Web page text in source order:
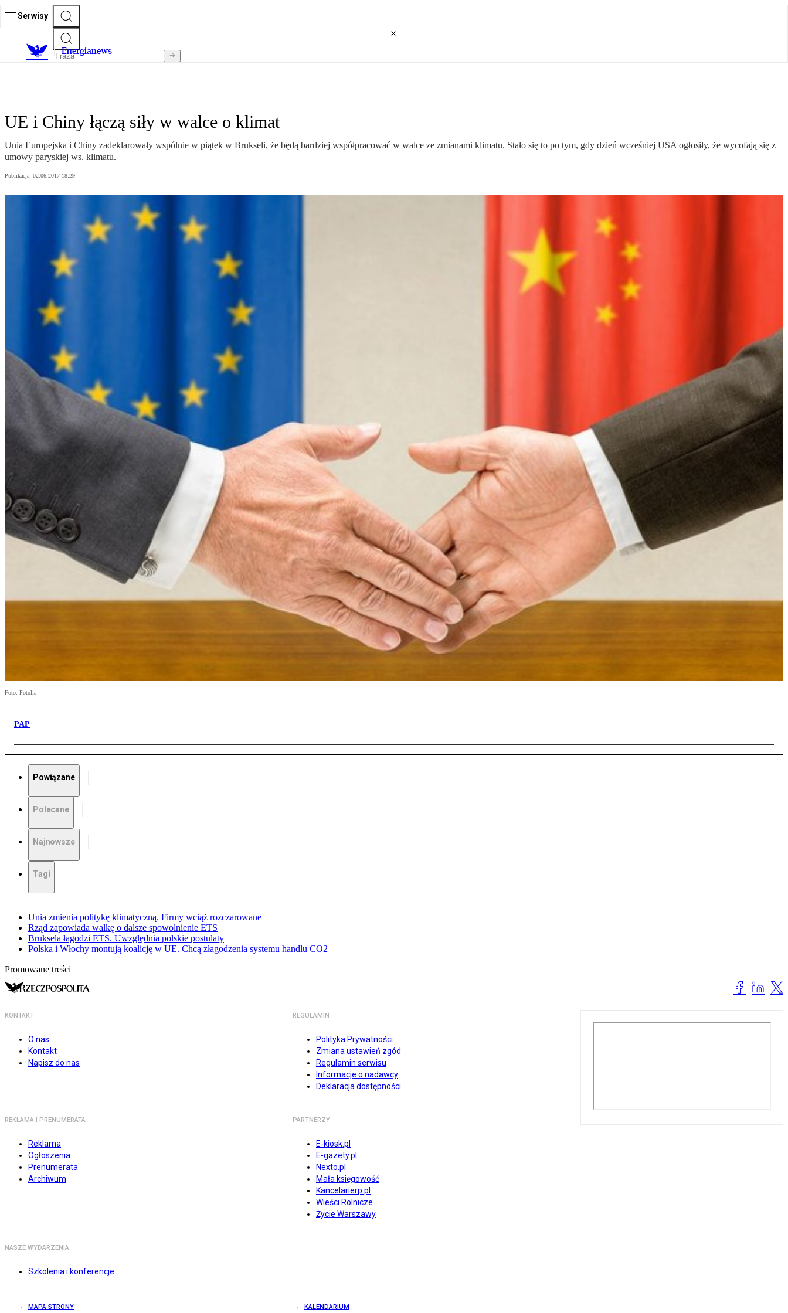
Serwisy
Energianews
UE i Chiny łączą siły w walce o klimat
Unia Europejska i Chiny zadeklarowały wspólnie w piątek w Brukseli, że będą bardziej współpracować w walce ze zmianami klimatu. Stało się to po tym, gdy dzień wcześniej USA ogłosiły, że wycofają się z
umowy paryskiej ws. klimatu.
Publikacja: 02.06.2017 18:29
Foto: Fotolia
PAP
Powiązane
Polecane
Najnowsze
Tagi
Unia zmienia politykę klimatyczną. Firmy wciąż rozczarowane
Rząd zapowiada walkę o dalsze spowolnienie ETS
Bruksela łagodzi ETS. Uwzględnia polskie postulaty
Polska i Włochy montują koalicję w UE. Chcą złagodzenia systemu handlu CO2
Promowane treści
KONTAKT
O nas
Kontakt
Napisz do nas
REGULAMIN
Polityka Prywatności
Zmiana ustawień zgód
Regulamin serwisu
Informacje o nadawcy
Deklaracja dostępności
REKLAMA I PRENUMERATA
Reklama
Ogłoszenia
Prenumerata
Archiwum
PARTNERZY
E-kiosk.pl
E-gazety.pl
Nexto.pl
Mała księgowość
Kancelarierp.pl
Wieści Rolnicze
Życie Warszawy
NASZE WYDARZENIA
Szkolenia i konferencje
MAPA STRONY KALENDARIUM